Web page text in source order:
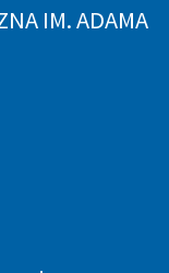
IM. ADAMA